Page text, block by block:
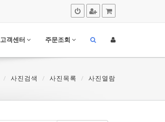
고객센터 주문조회
사진검색 사진목록 사진열람